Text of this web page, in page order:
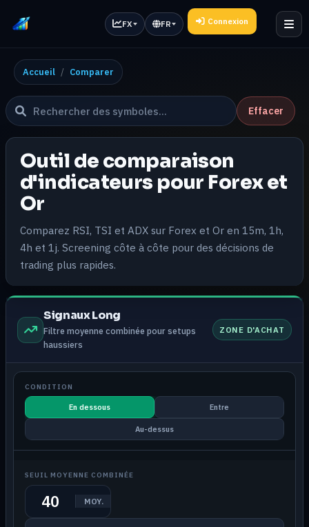
FX FR Connexion
Accueil Comparer
Effacer
Outil de comparaison
d'indicateurs pour Forex et
Or
Comparez RSI, TSI et ADX sur Forex et Or en 15m, 1h,
4h et 1j. Screening côte à côte pour des décisions de
trading plus rapides.
Signaux Long
Filtre moyenne combinée pour setups
haussiers
ZONE D'ACHAT
CONDITION
En dessous Entre
Au-dessus
SEUIL MOYENNE COMBINÉE
MOY.